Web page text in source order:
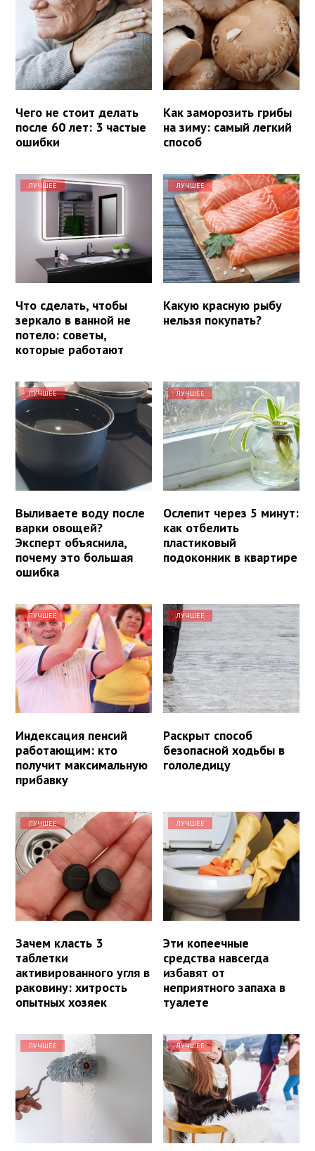
Чего не стоит делать
после 60 лет: 3 частые
ошибки
Как заморозить грибы
на зиму: самый легкий
способ
ЛУЧШЕЕ
Что сделать, чтобы
зеркало в ванной не
потело: советы,
которые работают
ЛУЧШЕЕ
Какую красную рыбу
нельзя покупать?
ЛУЧШЕЕ
Выливаете воду после
варки овощей?
Эксперт объяснила,
почему это большая
ошибка
ЛУЧШЕЕ
Ослепит через 5 минут:
как отбелить
пластиковый
подоконник в квартире
ЛУЧШЕЕ
Индексация пенсий
работающим: кто
получит максимальную
прибавку
ЛУЧШЕЕ
Раскрыт способ
безопасной ходьбы в
гололедицу
ЛУЧШЕЕ
Зачем класть 3
таблетки
активированного угля в
раковину: хитрость
опытных хозяек
ЛУЧШЕЕ
Эти копеечные
средства навсегда
избавят от
неприятного запаха в
туалете
ЛУЧШЕЕ ЛУЧШЕЕ